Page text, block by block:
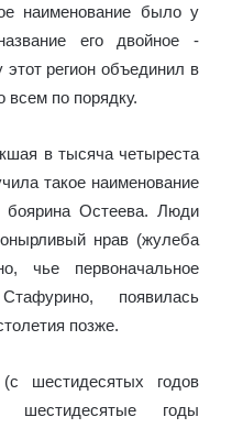
наименование было у
его двойное -
регион объединил в
всем по порядку.
в тысяча четыреста
такое наименование
Остеева. Люди
нрав (жулеба
чье первоначальное
появилась
позже.
шестидесятых годов
шестидесятые годы